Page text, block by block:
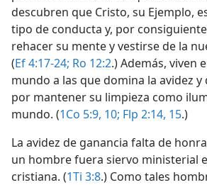
descubren que Cristo, su Ejemplo,
tipo de conducta y, por
rehacer su mente y vestirse de la
(Ef 4:17-24; Ro 12:2.) Además, viven
mundo a las que domina la avidez
por mantener su limpieza como
mundo. (1Co 5:9, 10; Flp 2:14, 15.)
La avidez de ganancia falta de
un hombre fuera siervo ministerial
cristiana. (1Ti 3:8.) Como tales